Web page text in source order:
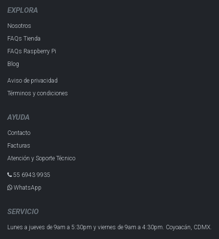
EXPLORA
Nosotros
FAQs Tienda
FAQs Raspberry Pi
Blog
Aviso de privacidad
Términos y condiciones
AYUDA
Contacto
Facturas
Atención y Soporte Técnico
55 6943 993​5
WhatsApp
SERVICIO
Lunes a jueves de 9am a 5:30pm y viernes de 9am a 4:30pm. Coyoacán, CDMX.